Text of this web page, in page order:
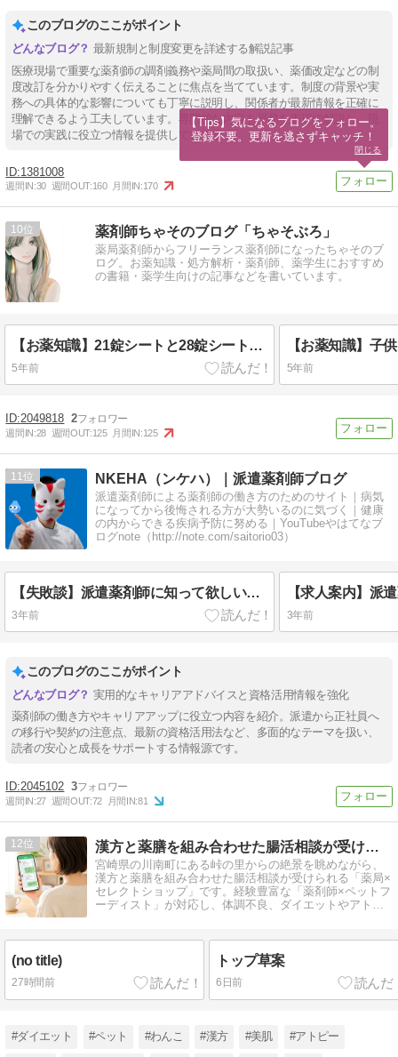
このブログのここがポイント
最新規制と制度変更を詳述する解説記事
医療現場で重要な薬剤師の調剤義務や薬局間の取扱い、薬価改定などの制
度改訂を分かりやすく伝えることに焦点を当てています。制度の背景や実
務への具体的な影響についても丁寧に説明し、関係者が最新情報を正確に
理解できるよう工夫しています。専門的な内容を平易な表現で解説し、現
場での実践に役立つ情報を提供しています。
1381008
週間IN:30 週間OUT:160 月間IN:170
10 薬剤師ちゃそのブログ「ちゃそぶろ」
薬局薬剤師からフリーランス薬剤師になったちゃそのブ
ログ。お薬知識・処方解析・薬剤師、薬学生におすすめ
の書籍・薬学生向けの記事などを書いています。
【お薬知識】21錠シートと28錠シートの存在する「ジェミーナ」の使い分けを見る
5年前 5年前
2049818 2
週間IN:28 週間OUT:125 月間IN:125
11 NKEHA（ンケハ）｜派遣薬剤師ブログ
派遣薬剤師による薬剤師の働き方のためのサイト｜病気
になってから後悔される方が大勢いるのに気づく｜健康
の内からできる疾病予防に努める｜YouTubeやはてなブ
ログnote（http://note.com/saitorio03）
【失敗談】派遣薬剤師に知って欲しい賃貸契約の注意点【契約更新のタイミングで無職！？】
3年前 3年前
このブログのここがポイント
実用的なキャリアアドバイスと資格活用情報を強化
薬剤師の働き方やキャリアアップに役立つ内容を紹介。派遣から正社員へ
の移行や契約の注意点、最新の資格活用法など、多面的なテーマを扱い、
読者の安心と成長をサポートする情報源です。
2045102 3
週間IN:27 週間OUT:72 月間IN:81
12 漢方と薬膳を組み合わせた腸活相談が受けられる薬局/ほどよい堂
宮崎県の川南町にある峠の里からの絶景を眺めながら、
漢方と薬膳を組み合わせた腸活相談が受けられる「薬局×
セレクトショップ」です。経験豊富な「薬剤師×ペットフ
ーディスト」が対応し、体調不良、ダイエットやアトピ
(no title)
27時間前
トップ草案
6日前
#ダイエット #ペット #わんこ #漢方 #美肌 #アトピー
【Tips】気になるブログをフォロー。
登録不要。更新を逃さずキャッチ！
閉じる